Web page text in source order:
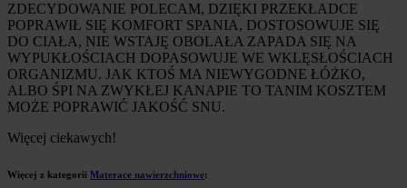
ZDECYDOWANIE POLECAM, DZIĘKI PRZEKŁADCE
POPRAWIŁ SIĘ KOMFORT SPANIA, DOSTOSOWUJE SIĘ
DO CIAŁA, NIE WSTAJĘ OBOLAŁA ZAPADA SIĘ NA
WYPUKŁOŚCIACH DOPASOWUJE WE WKLĘSŁOŚCIACH
ORGANIZMU. JAK KTOŚ MA NIEWYGODNE ŁÓŻKO,
ALBO ŚPI NA ZWYKŁEJ KANAPIE TO TANIM KOSZTEM
MOŻE POPRAWIĆ JAKOŚĆ SNU.
Więcej ciekawych!
Więcej z kategorii Materace nawierzchniowe: